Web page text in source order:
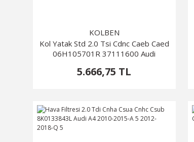
KOLBEN
Kol Yatak Std 2.0 Tsi Cdnc Caeb Caed
06H105701R 37111600 Audi
5.666,75 TL